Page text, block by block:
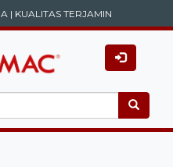
| KUALITAS TERJAMIN